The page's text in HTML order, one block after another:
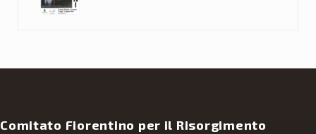
Comitato Fiorentino per il Risorgimento